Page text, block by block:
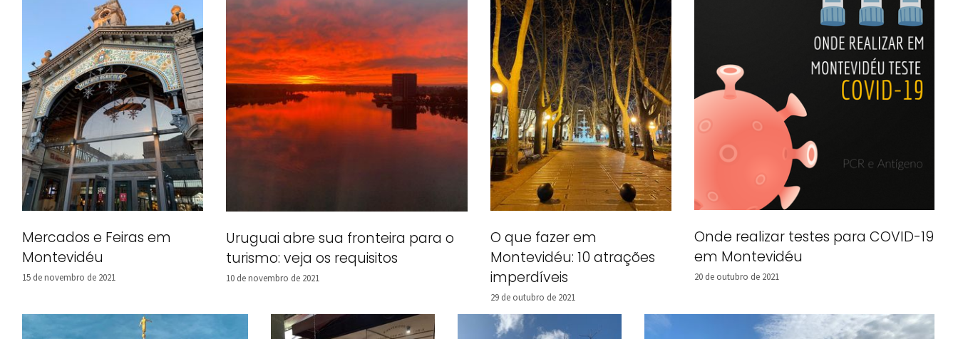
Mercados e Feiras em
Montevidéu
15 de novembro de 2021
Uruguai abre sua fronteira para o
turismo: veja os requisitos
10 de novembro de 2021
O que fazer em
Montevidéu: 10 atrações
imperdíveis
29 de outubro de 2021
Onde realizar testes para COVID-19
em Montevidéu
20 de outubro de 2021